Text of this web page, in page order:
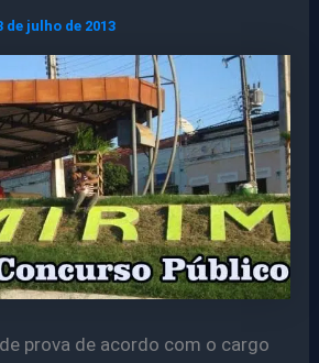
de julho de 2013
prova de acordo com o cargo